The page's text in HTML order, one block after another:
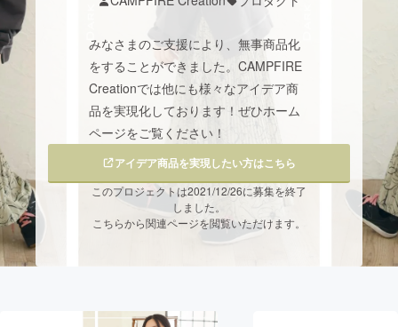
映像・映画
ビジネス・起業
まちづくり・地域活性化
CAMPFIRE for Social GoodCAMPFIRE Creation
CAMPFIREふるさと納税machi-ya
みなさまのご支援により、無事商品化
をすることができました。CAMPFIRE
Creationでは他にも様々なアイデア商
品を実現化しております！ぜひホーム
ページをご覧ください！
アイデア商品を実現したい方はこちら
このプロジェクトは2021/12/26に募集を終了
しました。
こちらから関連ページを閲覧いただけます。